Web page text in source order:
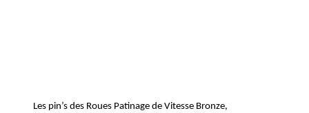
Les pin’s des Roues Patinage de Vitesse Bronze,